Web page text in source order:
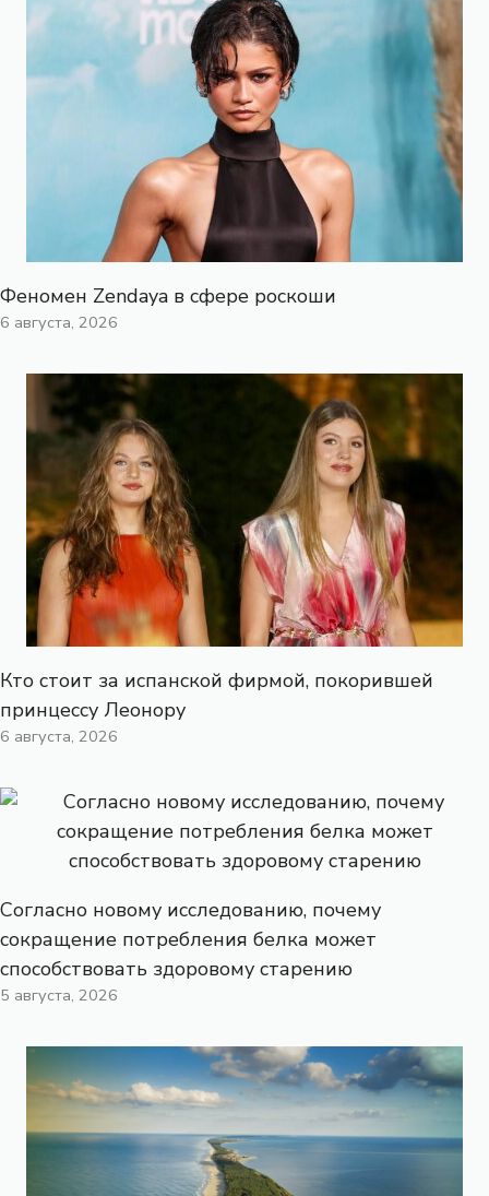
Феномен Zendaya в сфере роскоши
6 августа, 2026
Кто стоит за испанской фирмой, покорившей
принцессу Леонору
6 августа, 2026
Согласно новому исследованию, почему
сокращение потребления белка может
способствовать здоровому старению
5 августа, 2026